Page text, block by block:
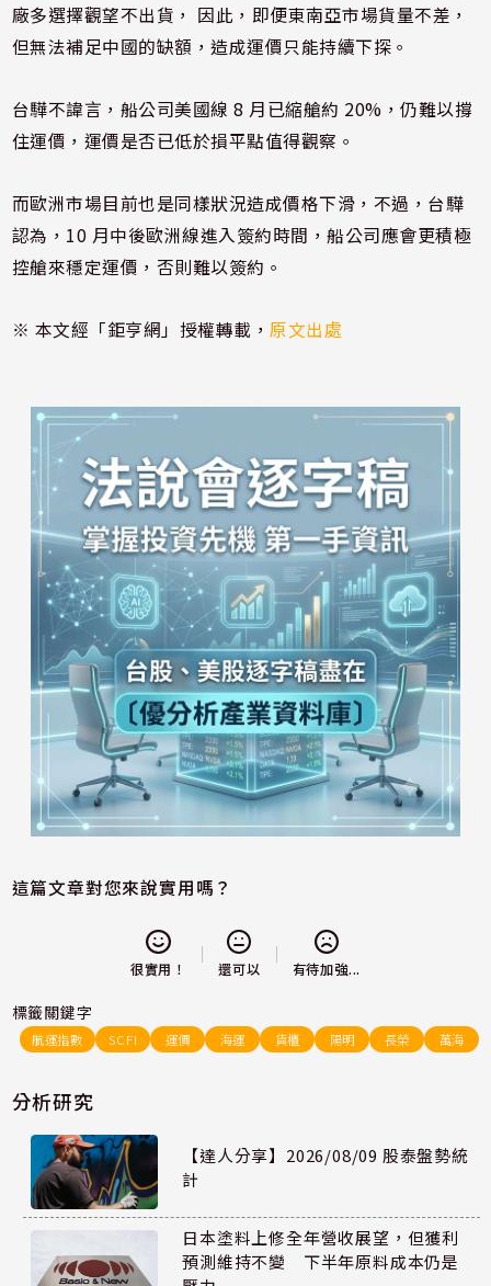
廠多選擇觀望不出貨， 因此，即便東南亞市場貨量不差，
但無法補足中國的缺額，造成運價只能持續下探。
台驊不諱言，船公司美國線 8 月已縮艙約 20%，仍難以撐
住運價，運價是否已低於損平點值得觀察。
而歐洲市場目前也是同樣狀況造成價格下滑，不過，台驊
認為，10 月中後歐洲線進入簽約時間，船公司應會更積極
控艙來穩定運價，否則難以簽約。
※ 本文經「鉅亨網」授權轉載，原文出處
這篇文章對您來說實用嗎？
很實用！ 還可以 有待加強...
標籤關鍵字
航運指數 SCFI 運價 海運 貨櫃 陽明 長榮 萬海
分析研究
【達人分享】2026/08/09 股泰盤勢統
計
日本塗料上修全年營收展望，但獲利
預測維持不變 下半年原料成本仍是